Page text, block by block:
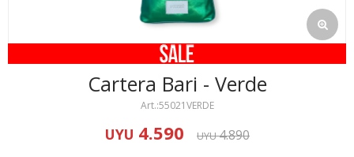
Cartera Bari - Verde
55021VERDE
UYU 4.590 UYU4.890